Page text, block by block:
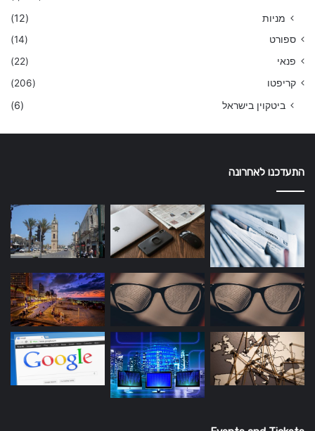
מניות (12)
ספורט
(14)
פנאי
(22)
קריפטו
(206)
ביטקוין בישראל (6)
התעדכנו לאחרונה